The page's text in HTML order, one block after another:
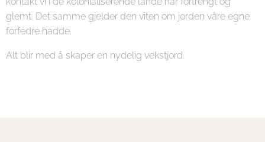
glemt. Det samme gjelder den viten om jorden våre egne
forfedre hadde.
Alt blir med å skaper en nydelig vekstjord.